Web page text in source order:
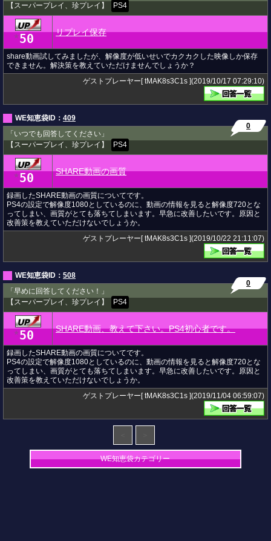
【スーパープレイ、珍プレイ】
PS4
★ 50 リプレイ保存
share動画試してみましたが、解像度が低いせいでカクカクした映像しか保存
できません。解決策を教えていただけませんでしょうか？
ゲストプレーヤー[ tMAK8s3C1s ](2019/10/17 07:29:10)
WE知恵袋ID： 409
「いつでも回答してください」
【スーパープレイ、珍プレイ】
PS4
0
★ 50 SHARE動画の画質
録画したSHARE動画の画質についてです。
PS4の設定で解像度1080としているのに、動画の情報を見ると解像度720とな
ってしまい、画質がとても落ちてしまいます。早急に改善したいです。原因と
改善策を教えていただけないでしょうか。
ゲストプレーヤー[ tMAK8s3C1s ](2019/10/22 21:11:07)
WE知恵袋ID： 508
「早めに回答してください！」
【スーパープレイ、珍プレイ】
PS4
0
★ 50 SHARE動画、教えて下さい。PS4初心者です。
録画したSHARE動画の画質についてです。
PS4の設定で解像度1080としているのに、動画の情報を見ると解像度720とな
ってしまい、画質がとても落ちてしまいます。早急に改善したいです。原因と
改善策を教えていただけないでしょうか。
ゲストプレーヤー[ tMAK8s3C1s ](2019/11/04 06:59:07)
WE知恵袋カテゴリー